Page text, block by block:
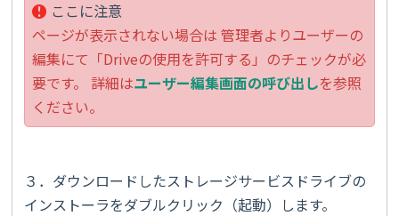
ここに注意
ページが表示されない場合は 管理者よりユーザーの
編集にて「Driveの使用を許可する」のチェックが必
要です。 詳細はユーザー編集画面の呼び出しを参照
ください。
３．ダウンロードしたストレージサービスドライブの
インストーラをダブルクリック（起動）します。